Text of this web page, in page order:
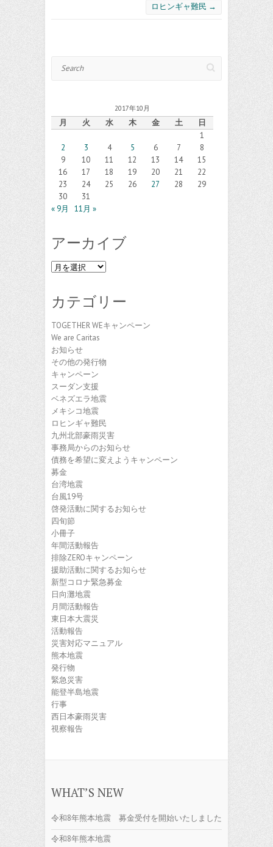
ロヒンギャ難民 →
2017年10月
月 火 水 木 金 土
日
1
2
3 4 5 6 7
8
9
10 11 12 13 14
15
16
17 18 19 20 21
22
23
24 25 26 27 28
29
30
31
« 9月
11月 »
アーカイブ
ア
イ
カテゴリー
TOGETHER WEキャンペーン
We are Caritas
お知らせ
その他の発行物
キャンペーン
スーダン支援
ベネズエラ地震
メキシコ地震
ロヒンギャ難民
九州北部豪雨災害
事務局からのお知らせ
債務を希望に変えようキャンペーン
募金
台湾地震
台風19号
啓発活動に関するお知らせ
四旬節
小冊子
年間活動報告
排除ZEROキャンペーン
援助活動に関するお知らせ
新型コロナ緊急募金
日向灘地震
月間活動報告
東日本大震災
活動報告
災害対応マニュアル
熊本地震
発行物
緊急災害
能登半島地震
行事
西日本豪雨災害
視察報告
WHAT’S NEW
令和8年熊本地震 募金受付を開始いたしました
令和8年熊本地震